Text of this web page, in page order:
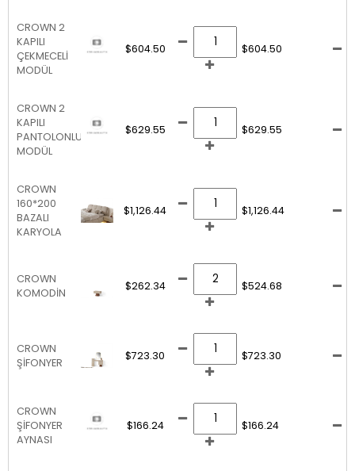
CROWN 2
KAPILI
ÇEKMECELİ
MODÜL
$604.50 $604.50
CROWN 2
KAPILI
PANTOLONLUK
MODÜL
$629.55 $629.55
CROWN
160*200
BAZALI
KARYOLA
$1,126.44 $1,126.44
CROWN
KOMODİN
$262.34 $524.68
CROWN
ŞİFONYER
$723.30 $723.30
CROWN
ŞİFONYER
AYNASI
$166.24 $166.24